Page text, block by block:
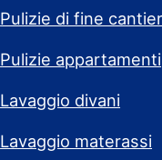
Pulizie di fine
Pulizie appartamenti
Lavaggio divani
Lavaggio materassi